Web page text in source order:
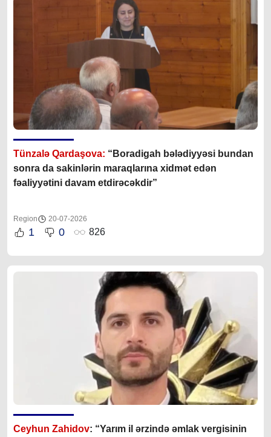
Tünzalə Qardaşova: “Boradigah bələdiyyəsi bundan
sonra da sakinlərin maraqlarına xidmət edən
fəaliyyətini davam etdirəcəkdir”
Region 20-07-2026
1 0 826
Ceyhun Zahidov: “Yarım il ərzində əmlak vergisinin